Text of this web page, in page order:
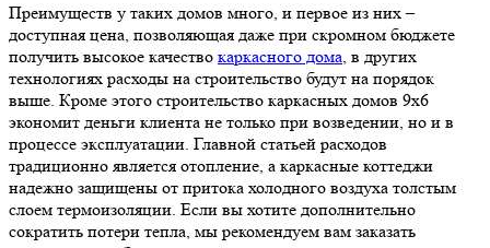
Преимуществ у таких домов много, и первое из них –
доступная цена, позволяющая даже при скромном бюджете
получить высокое качество каркасного дома , в других
технологиях расходы на строительство будут на порядок
выше. Кроме этого строительство каркасных домов 9х6
экономит деньги клиента не только при возведении, но и в
процессе эксплуатации. Главной статьей расходов
традиционно является отопление, а каркасные коттеджи
надежно защищены от притока холодного воздуха толстым
слоем термоизоляции. Если вы хотите дополнительно
сократить потери тепла, мы рекомендуем вам заказать